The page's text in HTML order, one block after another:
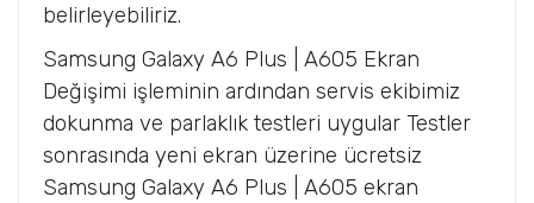
belirleyebiliriz.
Samsung Galaxy A6 Plus | A605 Ekran
Değişimi işleminin ardından servis ekibimiz
dokunma ve parlaklık testleri uygular Testler
sonrasında yeni ekran üzerine ücretsiz
Samsung Galaxy A6 Plus | A605 ekran